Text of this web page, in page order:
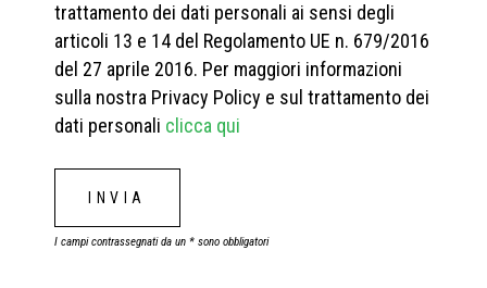
trattamento dei dati personali ai sensi degli
articoli 13 e 14 del Regolamento UE n. 679/2016
del 27 aprile 2016. Per maggiori informazioni
sulla nostra Privacy Policy e sul trattamento dei
dati personali clicca qui
I campi contrassegnati da un * sono obbligatori